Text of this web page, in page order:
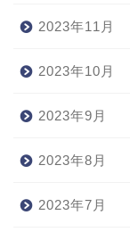
2023年11月
2023年10月
2023年9月
2023年8月
2023年7月